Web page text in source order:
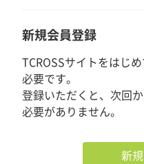
新規会員登録
TCROSSサイトをはじ
必要です。
登録いただくと、次回
必要がありません。
新